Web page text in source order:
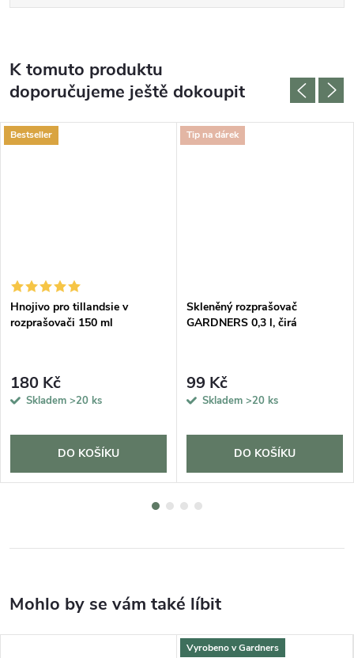
K tomuto produktu
doporučujeme ještě dokoupit
Bestseller
Hnojivo pro tillandsie v
rozprašovači 150 ml
180 Kč
Skladem >20 ks
DO KOŠÍKU
Tip na dárek
Skleněný rozprašovač
GARDNERS 0,3 l, čirá
99 Kč
Skladem >20 ks
DO KOŠÍKU
Vyrobeno v Gardners